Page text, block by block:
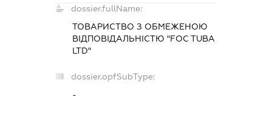
dossier.fullName:
ТОВАРИСТВО З ОБМЕЖЕНОЮ
ВІДПОВІДАЛЬНІСТЮ "FOC TUBA
LTD"
dossier.opfSubType:
-